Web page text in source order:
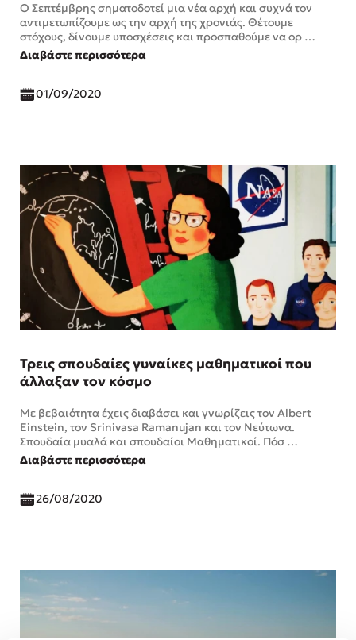
Ο Σεπτέμβρης σηματοδοτεί μια νέα αρχή και συχνά τον
αντιμετωπίζουμε ως την αρχή της χρονιάς. Θέτουμε
στόχους, δίνουμε υποσχέσεις και προσπαθούμε να ορ …
Διαβάστε περισσότερα
01/09/2020
Τρεις σπουδαίες γυναίκες μαθηματικοί που
άλλαξαν τον κόσμο
Με βεβαιότητα έχεις διαβάσει και γνωρίζεις τον Albert
Einstein, τον Srinivasa Ramanujan και τον Νεύτωνα.
Σπουδαία μυαλά και σπουδαίοι Μαθηματικοί. Πόσ …
Διαβάστε περισσότερα
26/08/2020